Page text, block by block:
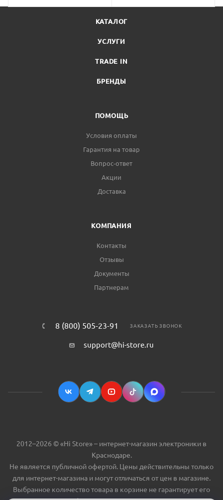
КАТАЛОГ
УСЛУГИ
TRADE IN
БРЕНДЫ
ПОМОЩЬ
Условия оплаты
Гарантия на товар
Вопрос-ответ
Акции
Доставка
КОМПАНИЯ
Контакты
Отзывы
Документы
Партнерам
8 (800) 505-23-91 ЗАКАЗАТЬ ЗВОНОК
support@hi-store.ru
2012–2026 © «Hi Store» – интернет-магазин электроники в
Краснодаре.
Не является публичной офертой. Цены действительны только
для интернет-магазина и могут отличаться от цен в магазине.
Выбранное количество товара в корзине не гарантирует его